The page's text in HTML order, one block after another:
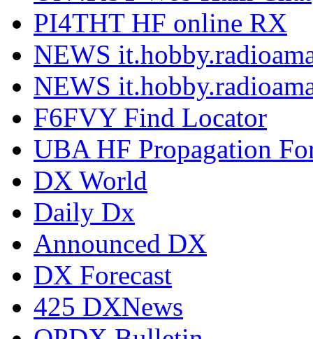
PI4THT HF online RX
NEWS
NEWS
F6FVY Find Locator
UBA HF Propagation
DX World
Daily Dx
Announced DX
DX Forecast
425 DXNews